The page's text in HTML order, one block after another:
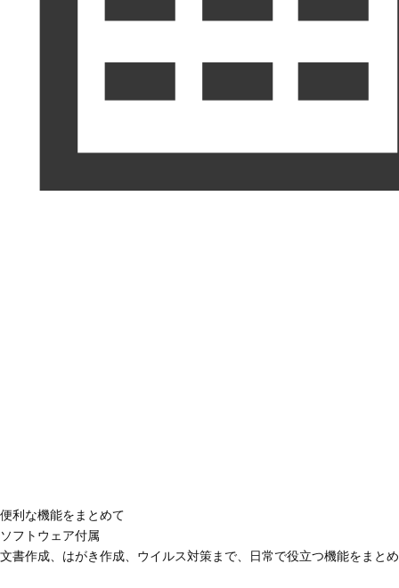
便利な機能をまとめて
ソフトウェア付属
文書作成、はがき作成、ウイルス対策まで、日常で役立つ機能をまと